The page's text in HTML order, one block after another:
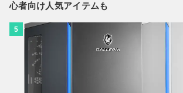
心者向け人気アイテムも
5